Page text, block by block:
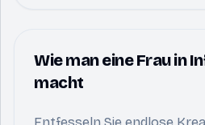
Wie man eine Frau in
macht